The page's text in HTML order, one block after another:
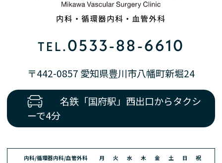
TEL.0533-88-6610
〒442-0857 愛知県豊川市八幡町新堀24
名鉄「国府駅」西出口からタクシ
ーで4分
内科/循環器内科/血管外科 月 火 水 木 金 土 日 祝